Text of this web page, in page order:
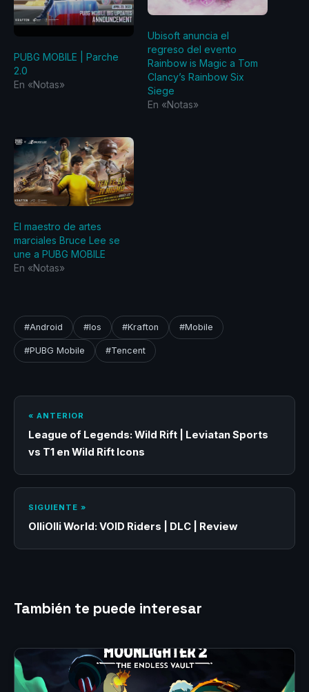
PUBG MOBILE | Parche
2.0
En «Notas»
Ubisoft anuncia el
regreso del evento
Rainbow is Magic a Tom
Clancy’s Rainbow Six
Siege
En «Notas»
El maestro de artes
marciales Bruce Lee se
une a PUBG MOBILE
En «Notas»
#Android #Ios #Krafton #Mobile
#PUBG Mobile #Tencent
« ANTERIOR
League of Legends: Wild Rift | Leviatan Sports
vs T1 en Wild Rift Icons
SIGUIENTE »
OlliOlli World: VOID Riders | DLC | Review
También te puede interesar